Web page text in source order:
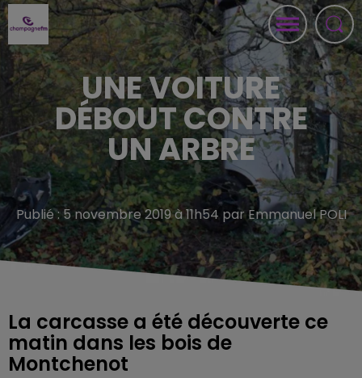
UNE VOITURE
DÉBOUT CONTRE
UN ARBRE
Publié : 5 novembre 2019 à 11h54 par Emmanuel POLI
La carcasse a été découverte ce
matin dans les bois de
Montchenot